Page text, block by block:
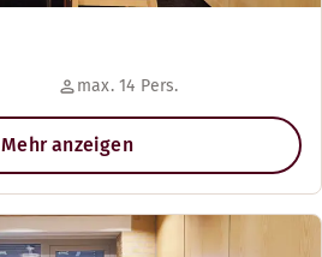
max. 14 Pers.
Mehr anzeigen